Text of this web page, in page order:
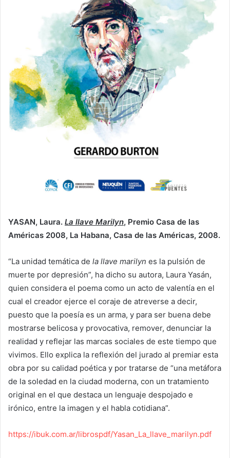
YASAN, Laura. La llave Marilyn, Premio Casa de las
Américas 2008, La Habana, Casa de las Américas, 2008.
“La unidad temática de la llave marilyn es la pulsión de
muerte por depresión”, ha dicho su autora, Laura Yasán,
quien considera el poema como un acto de valentía en el
cual el creador ejerce el coraje de atreverse a decir,
puesto que la poesía es un arma, y para ser buena debe
mostrarse belicosa y provocativa, remover, denunciar la
realidad y reflejar las marcas sociales de este tiempo que
vivimos. Ello explica la reflexión del jurado al premiar esta
obra por su calidad poética y por tratarse de “una metáfora
de la soledad en la ciudad moderna, con un tratamiento
original en el que destaca un lenguaje despojado e
irónico, entre la imagen y el habla cotidiana”.
https://ibuk.com.ar/librospdf/Yasan_La_llave_marilyn.pdf